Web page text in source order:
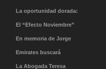
La oportunidad dorada:
Lecciones de clase,
El “Efecto Noviembre”
Por qué la llegada del
Papa va a cambiar tus
En memoria de Jorge
Messi: Condolencias a
Emirates buscará
tripulantes en México en
La Abogada Teresa